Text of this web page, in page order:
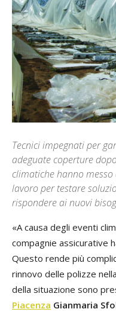
Tecnici impegnati per
adeguate coperture
climatiche hanno
lavoro per testare
rispondere ai nuovi
«A causa degli eventi
compagnie assicurative
Questo rende più
rinnovo delle polizze
della situazione sono
Piacenza Gianmaria